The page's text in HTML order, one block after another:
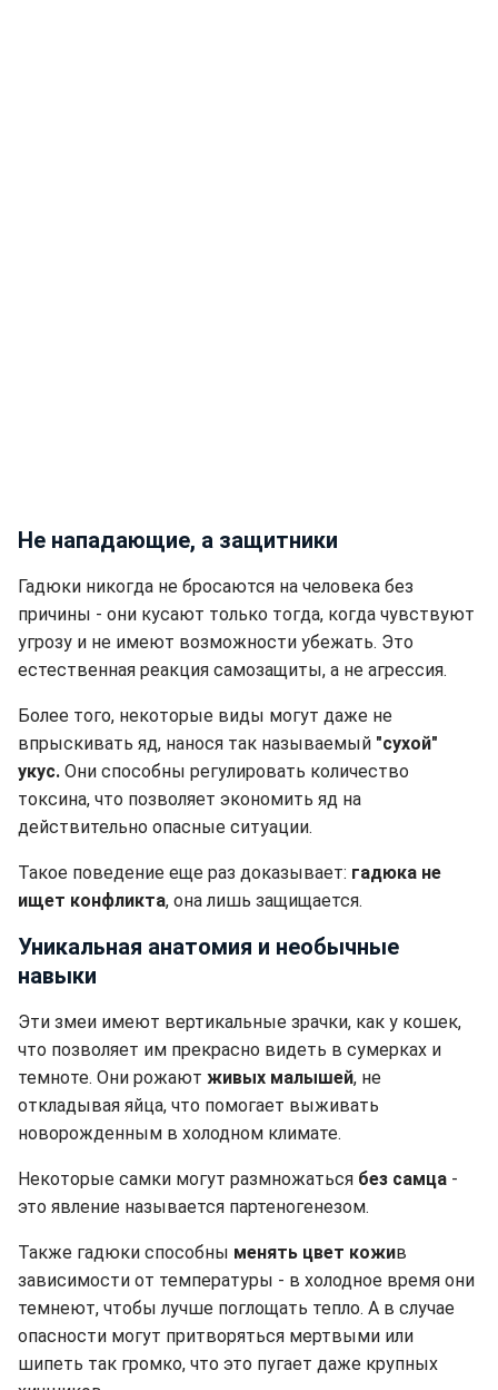
Не нападающие, а защитники
Гадюки никогда не бросаются на человека без
причины - они кусают только тогда, когда чувствуют
угрозу и не имеют возможности убежать. Это
естественная реакция самозащиты, а не агрессия.
Более того, некоторые виды могут даже не
впрыскивать яд, нанося так называемый "сухой"
укус. Они способны регулировать количество
токсина, что позволяет экономить яд на
действительно опасные ситуации.
Такое поведение еще раз доказывает: гадюка не
ищет конфликта, она лишь защищается.
Уникальная анатомия и необычные
навыки
Эти змеи имеют вертикальные зрачки, как у кошек,
что позволяет им прекрасно видеть в сумерках и
темноте. Они рожают живых малышей, не
откладывая яйца, что помогает выживать
новорожденным в холодном климате.
Некоторые самки могут размножаться без самца -
это явление называется партеногенезом.
Также гадюки способны менять цвет кожив
зависимости от температуры - в холодное время они
темнеют, чтобы лучше поглощать тепло. А в случае
опасности могут притворяться мертвыми или
шипеть так громко, что это пугает даже крупных